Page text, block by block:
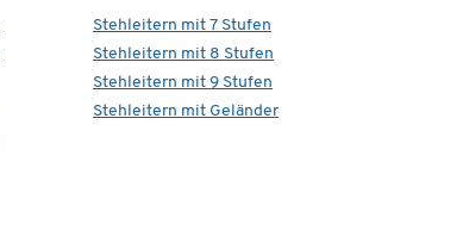
Stehleitern mit 7 Stufen
Stehleitern mit 8 Stufen
Stehleitern mit 9 Stufen
Stehleitern mit Geländer